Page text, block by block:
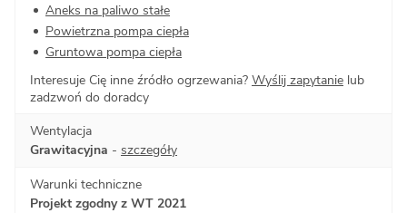
Aneks na paliwo stałe
Powietrzna pompa ciepła
Gruntowa pompa ciepła
Interesuje Cię inne źródło ogrzewania? Wyślij zapytanie lub
zadzwoń do doradcy
Wentylacja
Grawitacyjna - szczegóły
Warunki techniczne
Projekt zgodny z WT 2021